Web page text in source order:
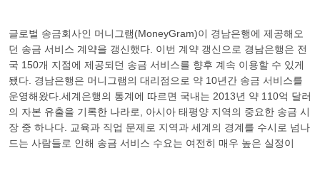
글로벌 송금회사인 머니그램(MoneyGram)이 경남은행에 제공해오
던 송금 서비스 계약을 갱신했다. 이번 계약 갱신으로 경남은행은 전
국 150개 지점에 제공되던 송금 서비스를 향후 계속 이용할 수 있게
됐다. 경남은행은 머니그램의 대리점으로 약 10년간 송금 서비스를
운영해왔다.세계은행의 통계에 따르면 국내는 2013년 약 110억 달러
의 자본 유출을 기록한 나라로, 아시아 태평양 지역의 중요한 송금 시
장 중 하나다. 교육과 직업 문제로 지역과 세계의 경계를 수시로 넘나
드는 사람들로 인해 송금 서비스 수요는 여전히 매우 높은 실정이